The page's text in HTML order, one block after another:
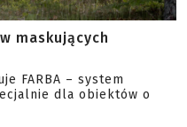
maskujących
FARBA – system
dla obiektów o